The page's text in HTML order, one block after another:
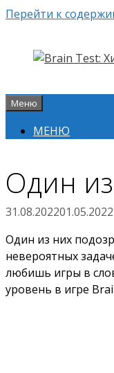
Перейти к
Меню
МЕНЮ
Один
31.08.202201.05.2022
Один из них
невероятных
любишь игры в
уровень в игре